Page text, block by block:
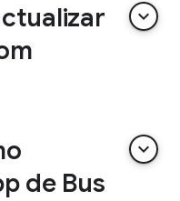
keyboard_arrow_down
de Bus
keyboard_arrow_down